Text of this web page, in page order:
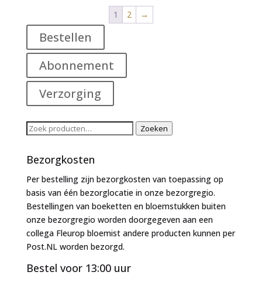
€769,00
1 2 →
Bestellen
Abonnement
Verzorging
Zoeken
Zoeken
Bezorgkosten
Per bestelling zijn bezorgkosten van toepassing op
basis van één bezorglocatie in onze bezorgregio.
Bestellingen van boeketten en bloemstukken buiten
onze bezorgregio worden doorgegeven aan een
collega Fleurop bloemist andere producten kunnen per
Post.NL worden bezorgd.
Bestel voor 13:00 uur